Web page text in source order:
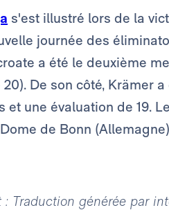
s'est illustré lors de la
journée des
a été le deuxième
De son côté, Krämer
et une évaluation de 19.
de Bonn
: Traduction générée par